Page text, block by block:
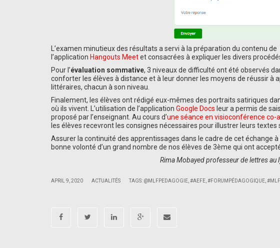
L’examen minutieux des résultats a servi à la préparation du contenu
l’application Hangouts Meetet consacrées à expliquer les divers
Pour l’évaluation sommative, 3 niveaux de difficulté ont été observés
conforter les élèves à distance et à leur donner les moyens de réussir à
littéraires, chacun à son niveau.
Finalement, les élèves ont rédigé eux-mêmes des portraits satiriques
où ils vivent. L’utilisation de l’application Google Docs leur a permis de
proposé par l’enseignant. Au cours d’une séance en visioconférence co-
les élèves recevront les consignes nécessaires pour illustrer leurs textes
Assurer la continuité des apprentissages dans le cadre de cet échange
bonne volonté d’un grand nombre de nos élèves de 3ème qui ont
Rima Mobayed professeur de lettres au
APRIL 9, 2020 ACTUALITÉS TAGS: @MLFPEDAGOGIE,#AEFE,#FORUMPÉDAGOGIQUE,